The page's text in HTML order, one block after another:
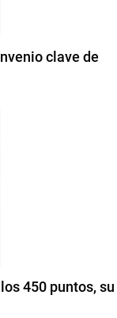
clave de
450 puntos, su